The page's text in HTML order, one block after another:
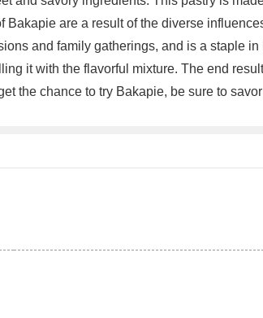
are a result of the diverse
and family gatherings, and is a staple
it with the flavorful mixture. The end
the chance to try Bakapie, be sure to